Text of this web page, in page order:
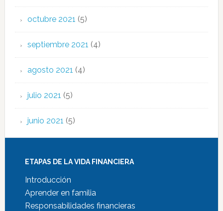
octubre 2021 (5)
septiembre 2021 (4)
agosto 2021 (4)
julio 2021 (5)
junio 2021 (5)
ETAPAS DE LA VIDA FINANCIERA
Introducción
Aprender en familia
Responsabilidades financieras